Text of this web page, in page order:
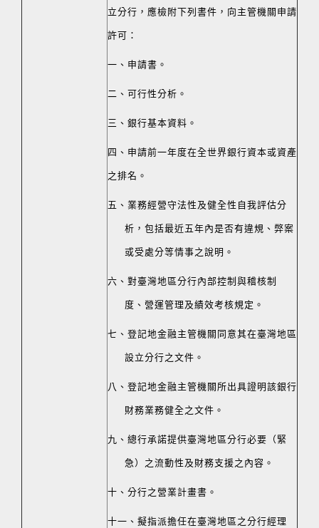
立分行，應檢附下列書件，向主管機關申請
許可：
一、申請書。
二、可行性分析。
三、銀行基本資料。
四、申請前一年度在全世界銀行資本或資產
之排名。
五、業務經營守法性及健全性自我評估分
析，包括最近五年內是否有違規、弊案
或受處分等情事之說明。
六、對臺灣地區分行內部控制與稽核制
度、營運管理及績效考核規定。
七、登記地金融主管機關同意其在臺灣地區
設立分行之文件。
八、登記地金融主管機關所出具證明該銀行
財務業務健全之文件。
九、總行承諾提供臺灣地區分行必要（緊
急）之流動性及財務支援之內容。
十、分行之營業計畫書。
十一、擬指派擔任在臺灣地區之分行經理